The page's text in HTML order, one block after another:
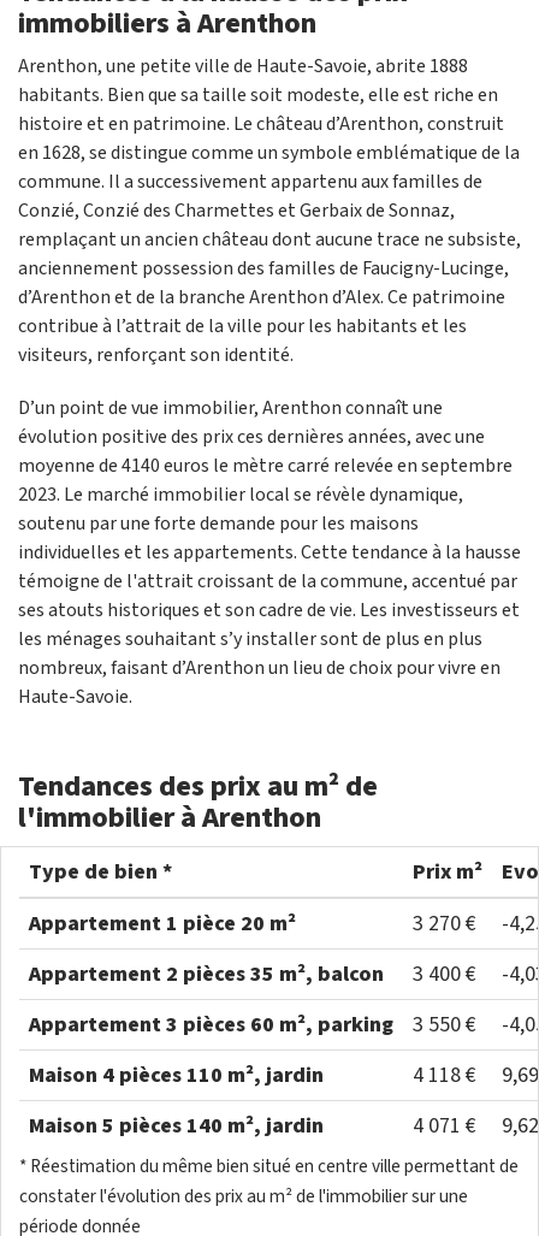
immobiliers à Arenthon
Arenthon, une petite ville de Haute-Savoie, abrite 1888
habitants. Bien que sa taille soit modeste, elle est riche en
histoire et en patrimoine. Le château d’Arenthon, construit
en 1628, se distingue comme un symbole emblématique de la
commune. Il a successivement appartenu aux familles de
Conzié, Conzié des Charmettes et Gerbaix de Sonnaz,
remplaçant un ancien château dont aucune trace ne subsiste,
anciennement possession des familles de Faucigny-Lucinge,
d’Arenthon et de la branche Arenthon d’Alex. Ce patrimoine
contribue à l’attrait de la ville pour les habitants et les
visiteurs, renforçant son identité.
D’un point de vue immobilier, Arenthon connaît une
évolution positive des prix ces dernières années, avec une
moyenne de 4140 euros le mètre carré relevée en septembre
2023. Le marché immobilier local se révèle dynamique,
soutenu par une forte demande pour les maisons
individuelles et les appartements. Cette tendance à la hausse
témoigne de l'attrait croissant de la commune, accentué par
ses atouts historiques et son cadre de vie. Les investisseurs et
les ménages souhaitant s’y installer sont de plus en plus
nombreux, faisant d’Arenthon un lieu de choix pour vivre en
Haute-Savoie.
Tendances des prix au m² de
l'immobilier à Arenthon
Type de bien * Prix m²
Appartement 1 pièce 20 m²
3 270 €
-
Appartement 2 pièces 35 m², balcon
3 400 €
-
Appartement 3 pièces 60 m², parking
3 550 €
-
Maison 4 pièces 110 m², jardin
4 118 €
Maison 5 pièces 140 m², jardin
4 071 €
* Réestimation du même bien situé en centre ville permettant de
constater l'évolution des prix au m² de l'immobilier sur une
période donnée